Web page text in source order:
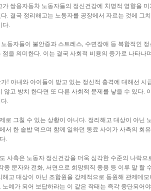
가 쌍용자동차 노동자들의 정신건강에 치명적 영향을
. 결국 정리해고는 노동자를 공장에서 자르는 것에 그
다.
동자들이 불안증과 스트레스, 수면장애 등 복합적인
점을 의미한다. 이는 결국 사회적 비용의 증가로 나타나
! 아내와 아이들이 받고 있는 정신적 충격에 대해선 시
않고 방치 한다면 또 다른 사회적 문제를 낳을 수 있다.
.
로 그칠 수 있는 상황이 아니다. 정리해고 대상이 아닌
서 한 솥밥 먹으며 함께 일하던 동료 사이가 사측의 회
.
사측은 노동자 정신건강을 더욱 심각한 수준의 나락
종 문자와 전화, 서면으로 희망퇴직 종용 등 이루 말 할
해고 대상이 아닌 조합원을 강제적으로 동원해 관제데
노예가 되어 보답하라는 이 같은 작태는 즉각 중단되어